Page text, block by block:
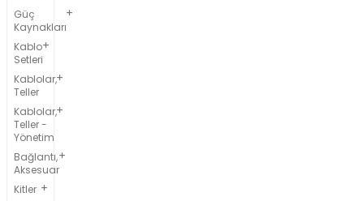
Güç
Kaynakları
Kablo
Setleri
Kablolar,
Teller
Kablolar,
Teller -
Yönetim
Bağlantı,
Aksesuar
Kitler